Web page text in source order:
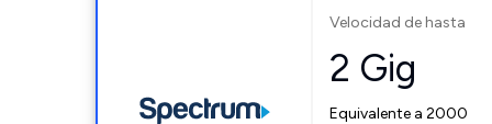
Velocidad de hasta
2 Gig
Equivalente a 2000